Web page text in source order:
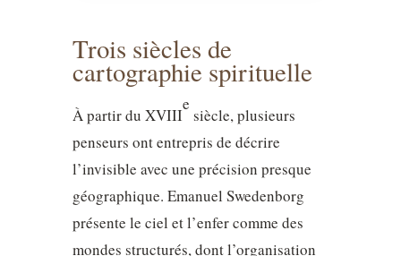
Trois siècles de
cartographie spirituelle
À partir du XVIII
e
siècle, plusieurs
penseurs ont entrepris de décrire
l’invisible avec une précision presque
géographique. Emanuel Swedenborg
présente le ciel et l’enfer comme des
mondes structurés, dont l’organisation